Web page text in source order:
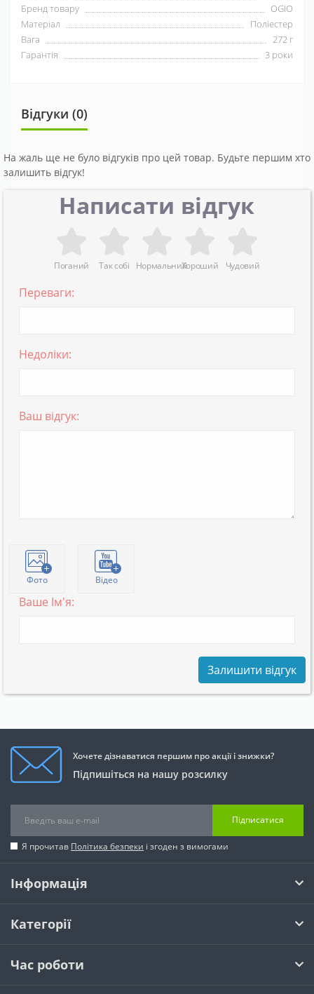
Бренд товару
OGIO
Матеріал
Поліестер
Вага
272 г
Гарантія
3 роки
Відгуки (0)
На жаль ще не було відгуків про цей товар. Будьте першим хто
залишить відгук!
Написати відгук
Поганий Так собі НормальнийХороший Чудовий
Переваги:
Недоліки:
Ваш відгук:
Фото Відео
Ваше Ім'я:
Залишити відгук
Хочете дізнаватися першим про акції і знижки?
Підпишіться на нашу розсилку
Підписатися
Я прочитав Політика безпеки і згоден з вимогами
Інформація
Категорії
Час роботи